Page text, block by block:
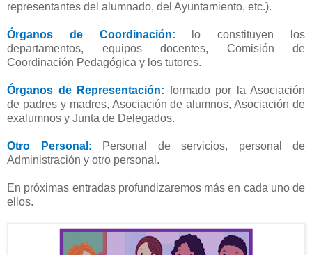
representantes del alumnado, del Ayuntamiento, etc.).
Órganos de Coordinación: lo constituyen los
departamentos, equipos docentes, Comisión de
Coordinación Pedagógica y los tutores.
Órganos de Representación: formado por la Asociación
de padres y madres, Asociación de alumnos, Asociación de
exalumnos y Junta de Delegados.
Otro Personal: Personal de servicios, personal de
Administración y otro personal.
En próximas entradas profundizaremos más en cada uno de
ellos.